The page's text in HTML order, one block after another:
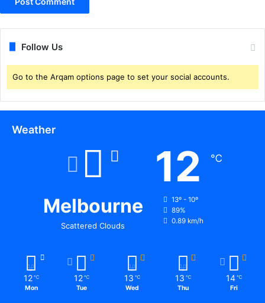
या
नि
श
Follow Us
Go to the Arqam options page to set your social accounts.
Weather
Melbourne
Scattered Clouds
12 ℃
13º - 10º
89%
0.89 km/h
12 ℃
Mon
12 ℃
Tue
13 ℃
Wed
13 ℃
Thu
14 ℃
Fri